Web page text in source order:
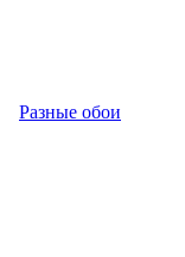
Разные обои